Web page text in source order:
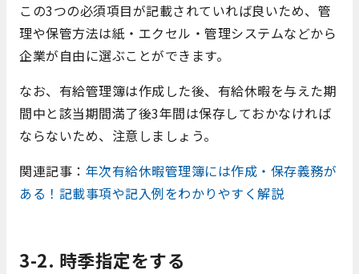
この3つの必須項目が記載されていれば良いため、管
理や保管方法は紙・エクセル・管理システムなどから
企業が自由に選ぶことができます。
なお、有給管理簿は作成した後、有給休暇を与えた期
間中と該当期間満了後3年間は保存しておかなければ
ならないため、注意しましょう。
関連記事： 年次有給休暇管理簿には作成・保存義務が
ある！記載事項や記入例をわかりやすく解説
3-2. 時季指定をする